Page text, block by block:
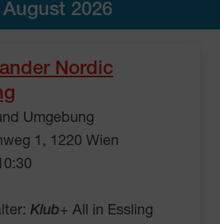
August 2026
Nordic
Umgebung
1, 1220 Wien
Klub+ All in Essling